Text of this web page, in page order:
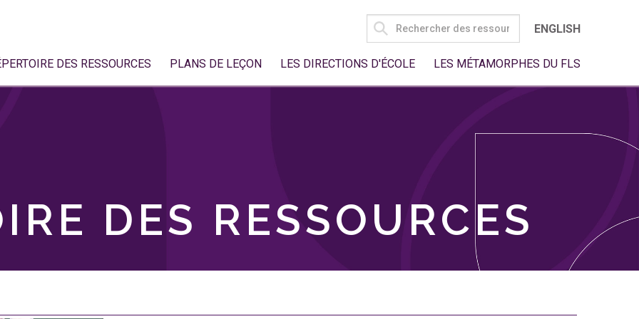
SEARCH
FOR:
ENGLISH
DES RESSOURCES PLANS DE LEÇON LES DIRECTIONS D'ÉCOLE LES MÉTAMORPHES DU FLS
DES RESSOURCES